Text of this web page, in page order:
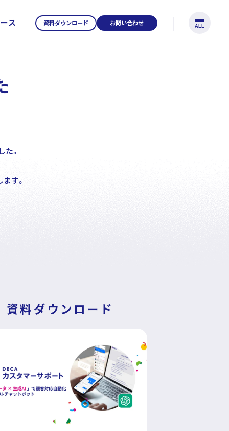
ス 資料ダウンロード お問い合わせ ALL
。
す。
資料ダウンロード